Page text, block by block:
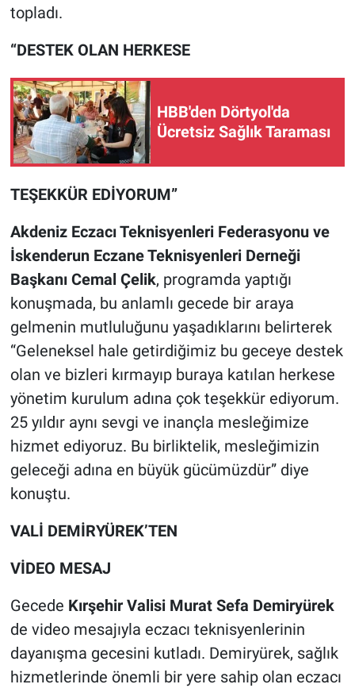
topladı.
“DESTEK OLAN HERKESE
HBB'den Dörtyol'da
Ücretsiz Sağlık Taraması
TEŞEKKÜR EDİYORUM”
Akdeniz Eczacı Teknisyenleri Federasyonu ve
İskenderun Eczane Teknisyenleri Derneği
Başkanı Cemal Çelik, programda yaptığı
konuşmada, bu anlamlı gecede bir araya
gelmenin mutluluğunu yaşadıklarını belirterek
“Geleneksel hale getirdiğimiz bu geceye destek
olan ve bizleri kırmayıp buraya katılan herkese
yönetim kurulum adına çok teşekkür ediyorum.
25 yıldır aynı sevgi ve inançla mesleğimize
hizmet ediyoruz. Bu birliktelik, mesleğimizin
geleceği adına en büyük gücümüzdür” diye
konuştu.
VALİ DEMİRYÜREK’TEN
VİDEO MESAJ
Gecede Kırşehir Valisi Murat Sefa Demiryürek
de video mesajıyla eczacı teknisyenlerinin
dayanışma gecesini kutladı. Demiryürek, sağlık
hizmetlerinde önemli bir yere sahip olan eczacı